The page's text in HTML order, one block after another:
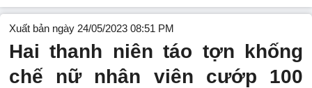
Xuất bản ngày 24/05/2023 08:51 PM
Hai thanh niên táo tợn khống
chế nữ nhân viên cướp 100